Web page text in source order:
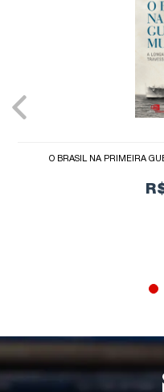
O BRASIL NA PRIMEIRA